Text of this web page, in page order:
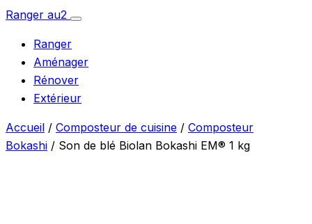
Aller
contenu
Ranger au2
Ouvrir
Ranger
Aménager
Rénover
Extérieur
Accueil / Composteur de cuisine / Composteur
Bokashi / Son de blé Biolan Bokashi EM® 1 kg